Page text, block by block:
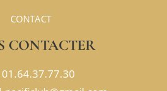
CONTACT
CONTACTER
01.64.37.77.30​